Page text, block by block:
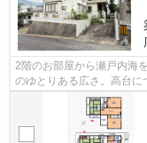
2階のお部屋から瀬戸内海
のゆとりある広さ。高台
ームのご提案もいたします。